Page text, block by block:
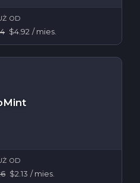
OD
$4.92 / mies.
OD
$2.13 / mies.